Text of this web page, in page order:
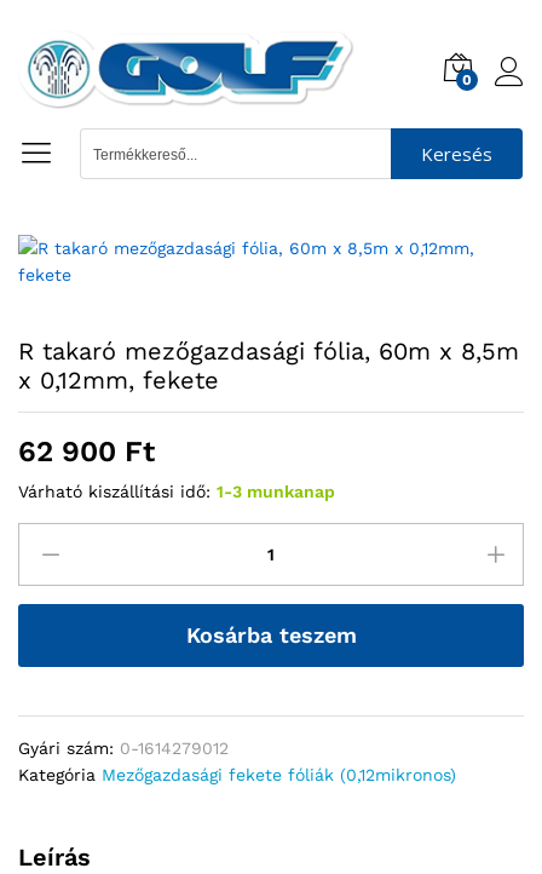
0
Keresés
R takaró mezőgazdasági fólia, 60m x 8,5m
x 0,12mm, fekete
62 900 Ft
Várható kiszállítási idő: 1-3 munkanap
Kosárba teszem
Gyári szám: 0-1614279012
Kategória Mezőgazdasági fekete fóliák (0,12mikronos)
Leírás